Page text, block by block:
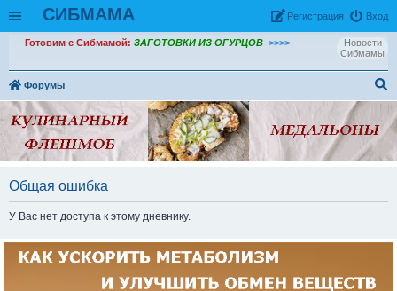
СИБМАМА Вход
Рeгиcтpaция
Новости
Сибмамы
Готовим с Сибмамой: ЗАГОТОВКИ ИЗ ОГУРЦОВ >>>>
Форумы
ск
Общая ошибка
У Вас нет доступа к этому дневнику.